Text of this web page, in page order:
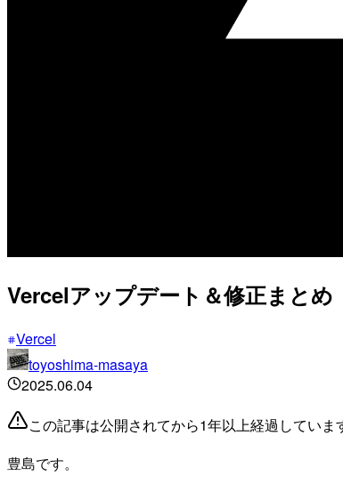
Vercelアップデート＆修正まと
Vercel
toyoshima-masaya
2025.06.04
この記事は公開されてから1年以上経過してい
豊島です。